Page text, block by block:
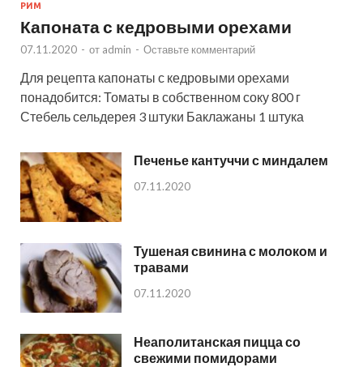
РИМ
Капоната с кедровыми орехами
07.11.2020 - от admin - Оставьте комментарий
Для рецепта капонаты с кедровыми орехами
понадобится: Томаты в собственном соку 800 г
Стебель сельдерея 3 штуки Баклажаны 1 штука
Печенье кантуччи с миндалем
07.11.2020
Тушеная свинина с молоком и
травами
07.11.2020
Неаполитанская пицца со
свежими помидорами